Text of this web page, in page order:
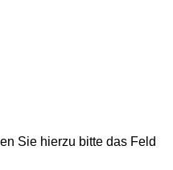
Sie hierzu bitte das Feld